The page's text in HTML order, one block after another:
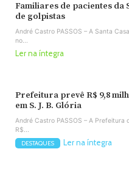
Familiares de pacientes da
de golpistas
André Castro PASSOS – A Santa
no...
Ler na íntegra
Prefeitura prevê R$ 9,8
em S. J. B. Glória
André Castro PASSOS – A
R$...
DESTAQUES Ler na íntegra